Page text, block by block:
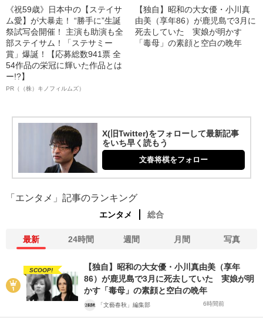
《祝59歳》日本中の【ステイサ
ム愛】が大暴走！ “勝手に”生誕
祭試写会開催！ 主演も助演も全
部ステイサム！「ステサミー
賞」爆誕！【応募総数941票 全
54作品の栄冠に輝いた作品とは
ー!?】
PR（（株）キノフィルムズ）
【独自】昭和の大女優・小川真
由美（享年86）が鹿児島で3月に
死去していた 実娘が明かす
「毒母」の素顔と空白の晩年
X(旧Twitter)をフォローして最新記事
をいち早く読もう
文春将棋をフォロー
「エンタメ」記事のランキング
エンタメ 総合
最新 24時間 週間 月間 写真
SCOOP!
【独自】昭和の大女優・小川真由美（享年
86）が鹿児島で3月に死去していた 実娘が明
かす「毒母」の素顔と空白の晩年
「文藝春秋」編集部 6時間前